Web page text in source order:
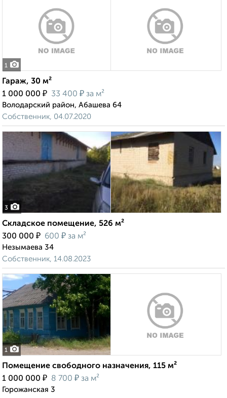
1
Гараж, 30 м²
1 000 000 ₽ 33 400 ₽ за м²
Володарский район, Абашева 64
Собственник, 04.07.2020
3
Складское помещение, 526 м²
300 000 ₽ 600 ₽ за м²
Незымаева 34
Собственник, 14.08.2023
1
Помещение свободного назначения, 115 м²
1 000 000 ₽ 8 700 ₽ за м²
Горожанская 3